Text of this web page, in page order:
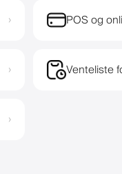
› POS og
› Venteliste
›